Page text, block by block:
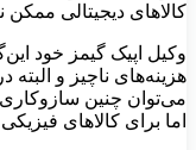
کالاهای دیجیتالی ممکن
وکیل اپیک گیمز خود
هزینه‌های ناچیز و البته
می‌توان چنین سازوکاری
اما برای کالاهای